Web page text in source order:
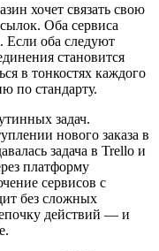
хочет связать свою
Оба сервиса
Если оба следуют
становится
в тонкостях каждого
по стандарту.
задач.
нового заказа в
задача в Trello и
платформу
сервисов с
без сложных
действий — и